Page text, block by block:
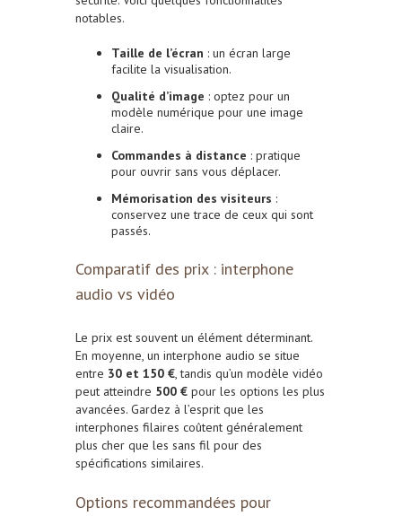
notables.
Taille de l’écran : un écran large
facilite la visualisation.
Qualité d’image : optez pour un
modèle numérique pour une image
claire.
Commandes à distance : pratique
pour ouvrir sans vous déplacer.
Mémorisation des visiteurs :
conservez une trace de ceux qui sont
passés.
Comparatif des prix : interphone
audio vs vidéo
Le prix est souvent un élément déterminant.
En moyenne, un interphone audio se situe
entre 30 et 150 €, tandis qu’un modèle vidéo
peut atteindre 500 € pour les options les plus
avancées. Gardez à l’esprit que les
interphones filaires coûtent généralement
plus cher que les sans fil pour des
spécifications similaires.
Options recommandées pour